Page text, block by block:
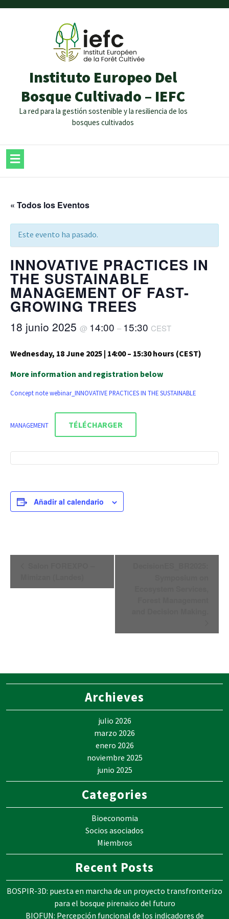
Instituto Europeo Del
Bosque Cultivado – IEFC
La red para la gestión sostenible y la resiliencia de los
bosques cultivados
« Todos los Eventos
Este evento ha pasado.
INNOVATIVE PRACTICES IN
THE SUSTAINABLE
MANAGEMENT OF FAST-
GROWING TREES
18 junio 2025 @ 14:00 – 15:30 CEST
Wednesday, 18 June 2025 | 14:00 – 15:30 hours (CEST)
More information and registration below
Concept note webinar_INNOVATIVE PRACTICES IN THE SUSTAINABLE
MANAGEMENT TÉLÉCHARGER
Añadir al calendario
Evento
Archieves
julio 2026
marzo 2026
enero 2026
noviembre 2025
junio 2025
Categories
Bioeconomia
Socios asociados
Miembros
Recent Posts
BOSPIR-3D: puesta en marcha de un proyecto transfronterizo
para el bosque pirenaico del futuro
BIOFUN: Percepción funcional de los indicadores de